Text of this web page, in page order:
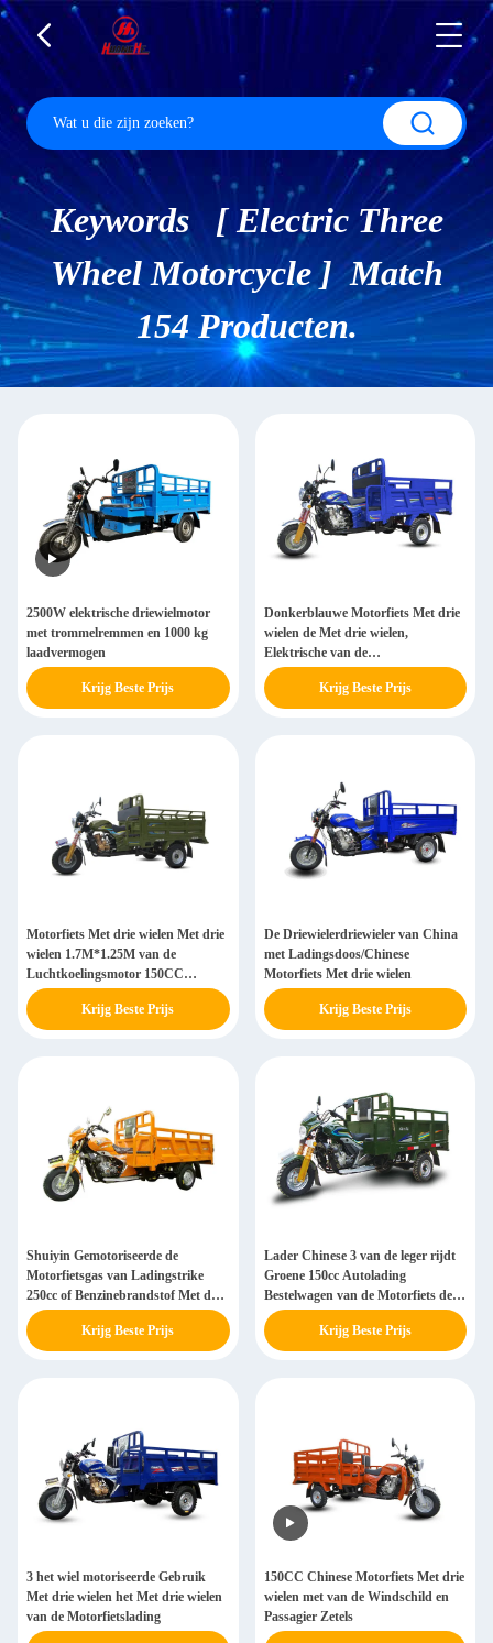
Keywords [ Electric Three
Wheel Motorcycle ] Match
154 Producten.
2500W elektrische driewielmotor
met trommelremmen en 1000 kg
laadvermogen
Krijg Beste Prijs
Donkerblauwe Motorfiets Met drie
wielen de Met drie wielen,
Elektrische van de
Luchtkoelings150cc Lading
Krijg Beste Prijs
Motorfiets Met drie wielen Met drie
wielen 1.7M*1.25M van de
Luchtkoelingsmotor 150CC
Ladingsdoos
Krijg Beste Prijs
De Driewielerdriewieler van China
met Ladingsdoos/Chinese
Motorfiets Met drie wielen
Krijg Beste Prijs
Shuiyin Gemotoriseerde de
Motorfietsgas van Ladingstrike
250cc of Benzinebrandstof Met drie
wielen
Krijg Beste Prijs
Lader Chinese 3 van de leger rijdt
Groene 150cc Autolading
Bestelwagen van de Motorfiets de
Zware Levering
Krijg Beste Prijs
3 het wiel motoriseerde Gebruik
Met drie wielen het Met drie wielen
van de Motorfietslading
150CC Chinese Motorfiets Met drie
wielen met van de Windschild en
Passagier Zetels